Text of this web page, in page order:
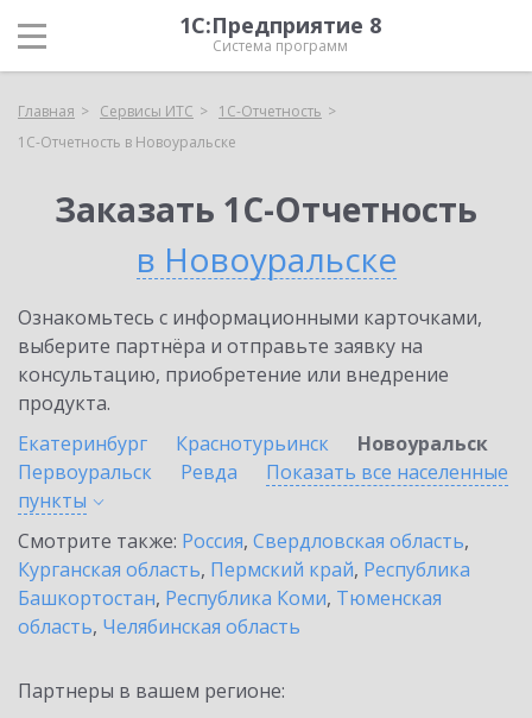
1С:Предприятие 8
Система программ
Главная Сервисы ИТС
1С-Отчетность
1С-Отчетность в Новоуральске
Заказать 1С-Отчетность
в Новоуральске
Ознакомьтесь с информационными карточками,
выберите партнёра и отправьте заявку на
консультацию, приобретение или внедрение
продукта.
Екатеринбург
Краснотурьинск
Новоуральск
Первоуральск
Ревда
Показать все населенные
пункты
Смотрите также: Россия, Свердловская область,
Курганская область, Пермский край, Республика
Башкортостан, Республика Коми, Тюменская
область, Челябинская область
Партнеры в вашем регионе: